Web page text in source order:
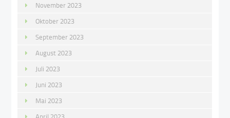
November 2023
Oktober 2023
September 2023
August 2023
Juli 2023
Juni 2023
Mai 2023